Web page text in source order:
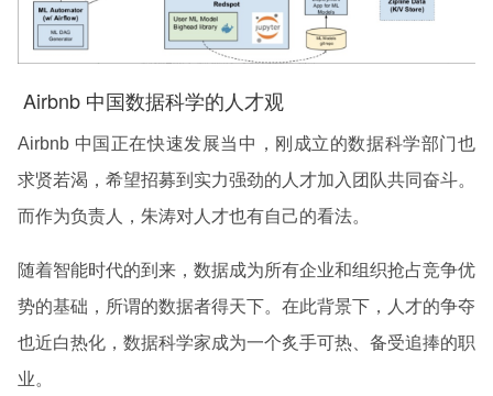
Airbnb 中国数据科学的人才观
Airbnb 中国正在快速发展当中，刚成立的数据科学部门也
求贤若渴，希望招募到实力强劲的人才加入团队共同奋斗。
而作为负责人， 朱涛对人才也有自己的看法。
随着智能时代的到来，数据成为所有企业和组织抢占竞争优
势的基础，所谓的数据者得天下。在此背景下，人才的争夺
也近白热化，数据科学家成为一个炙手可热、备受追捧的职
业。